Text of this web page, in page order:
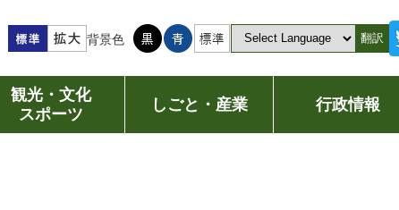
背景色 翻訳
観光・文化
スポーツ
しごと・産業 行政情報